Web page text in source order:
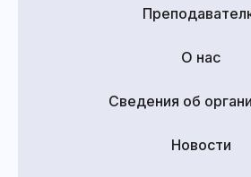
О нас
Сведения об
Новости